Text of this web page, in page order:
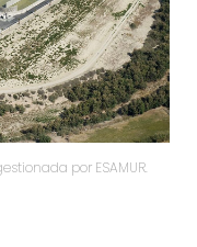
por ESAMUR.